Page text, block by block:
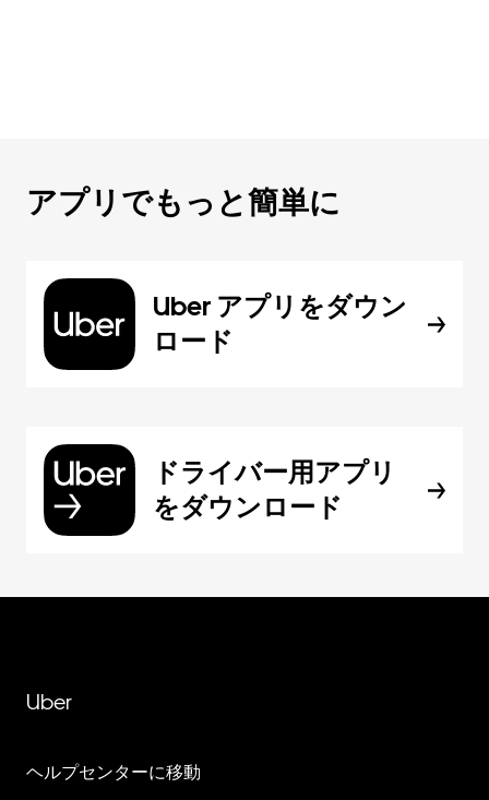
アプリでもっと簡単に
Uber アプリをダウン
ロード
ドライバー用アプリ
をダウンロード
Uber
ヘルプセンターに移動